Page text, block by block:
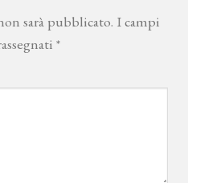
sarà pubblicato. I campi
*